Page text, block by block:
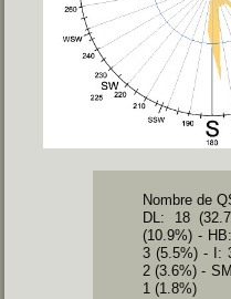
Nombre de
DL: 18
(10.9%) -
3 (5.5%) -
I:
2 (3.6%) -
1 (1.8%)